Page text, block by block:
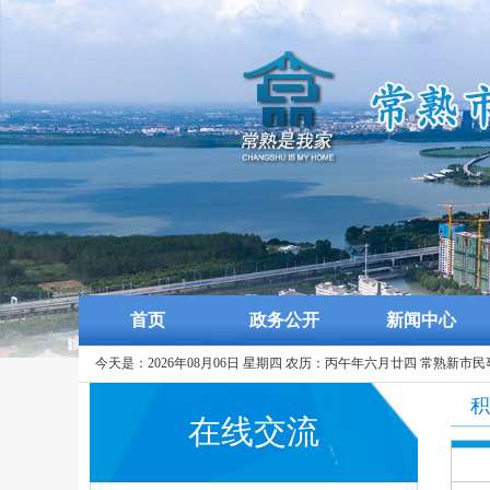
首页 政务公开 新闻中心
今天是：2026年08月06日 星期四 农历：丙午年六月廿四 常熟新市
在线交流